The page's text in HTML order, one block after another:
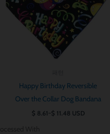
Happy Birthday Reversible
Over the Collar Dog Bandana
$ 8.61~$ 11.48 USD